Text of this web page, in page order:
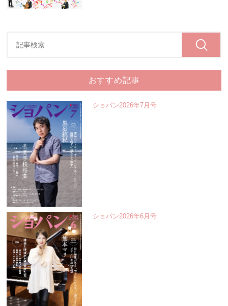
おすすめ記事
ショパン2026年7月号
ショパン2026年6月号